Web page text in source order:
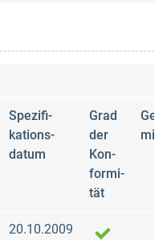
Spezifi­
kations­
datum
Grad
der
Kon­
formi­
tät
mit
20.10.2009